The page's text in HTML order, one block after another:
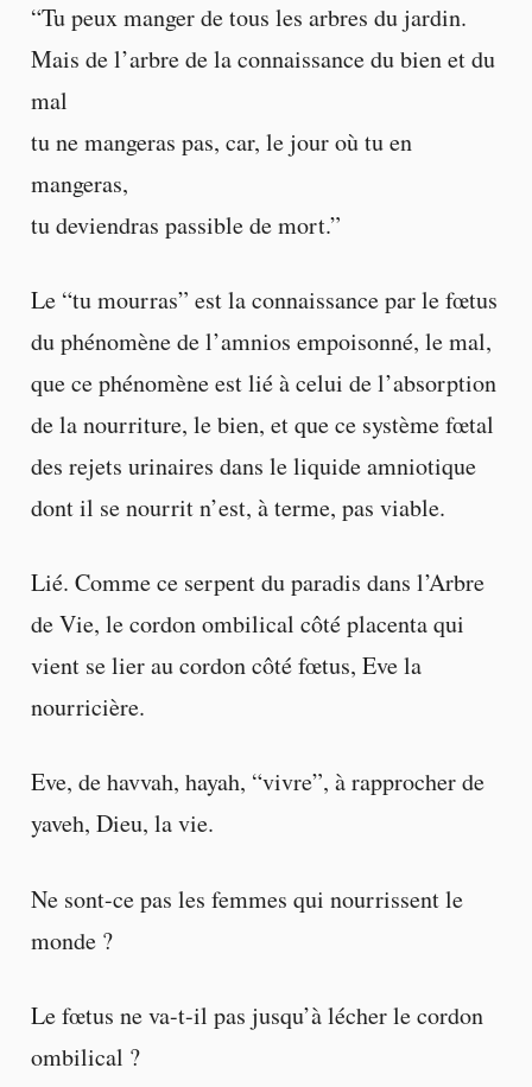
“Tu peux manger de tous les arbres du jardin.
Mais de l’arbre de la connaissance du bien et du
mal
tu ne mangeras pas, car, le jour où tu en
mangeras,
tu deviendras passible de mort.”
Le “tu mourras” est la connaissance par le fœtus
du phénomène de l’amnios empoisonné, le mal,
que ce phénomène est lié à celui de l’absorption
de la nourriture, le bien, et que ce système fœtal
des rejets urinaires dans le liquide amniotique
dont il se nourrit n’est, à terme, pas viable.
Lié. Comme ce serpent du paradis dans l’Arbre
de Vie, le cordon ombilical côté placenta qui
vient se lier au cordon côté fœtus, Eve la
nourricière.
Eve, de havvah, hayah, “vivre”, à rapprocher de
yaveh, Dieu, la vie.
Ne sont-ce pas les femmes qui nourrissent le
monde ?
Le fœtus ne va-t-il pas jusqu’à lécher le cordon
ombilical ?